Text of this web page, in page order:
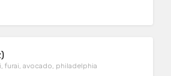
furai, avocado, philadelphia